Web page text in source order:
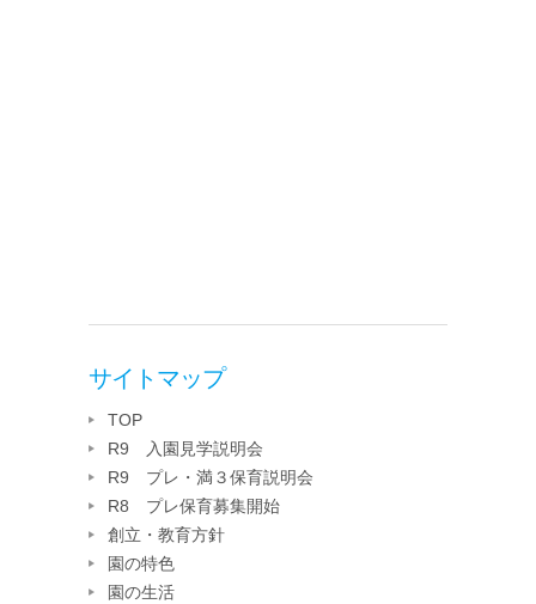
サイトマップ
TOP
R9 入園見学説明会
R9 プレ・満３保育説明会
R8 プレ保育募集開始
創立・教育方針
園の特色
園の生活